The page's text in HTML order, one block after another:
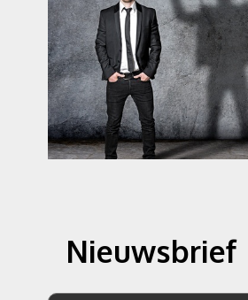
Nieuwsbrief